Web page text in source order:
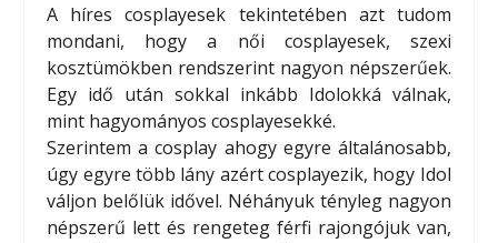
A híres cosplayesek tekintetében azt tudom
mondani, hogy a női cosplayesek, szexi
kosztümökben rendszerint nagyon népszerűek.
Egy idő után sokkal inkább Idolokká válnak,
mint hagyományos cosplayesekké.
Szerintem a cosplay ahogy egyre általánosabb,
úgy egyre több lány azért cosplayezik, hogy Idol
váljon belőlük idővel. Néhányuk tényleg nagyon
népszerű lett és rengeteg férfi rajongójuk van,